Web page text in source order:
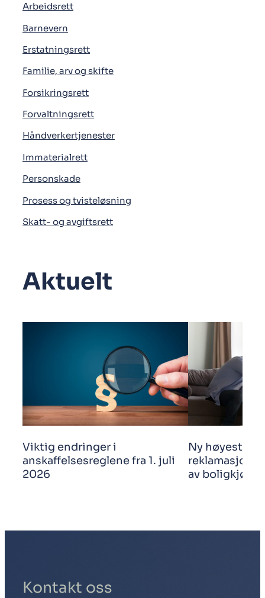
Arbeidsrett
Barnevern
Erstatningsrett
Familie, arv og skifte
Forsikringsrett
Forvaltningsrett
Håndverkertjenester
Immaterialrett
Personskade
Prosess og tvisteløsning
Skatt- og avgiftsrett
Aktuelt
Viktig endringer i
anskaffelsesreglene fra 1. juli
2026
Ny
av boligkjøp
Kontakt oss